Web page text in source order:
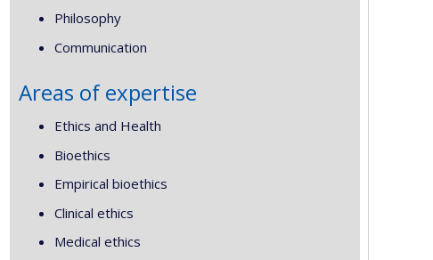
Philosophy
Communication
Areas of expertise
Ethics and Health
Bioethics
Empirical bioethics
Clinical ethics
Medical ethics